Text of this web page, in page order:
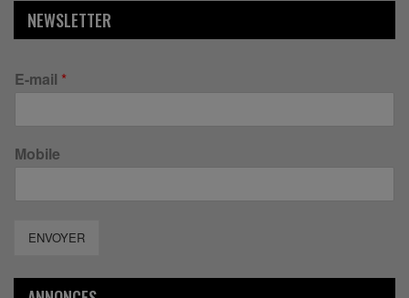
NEWSLETTER
E-mail *
Mobile
ENVOYER